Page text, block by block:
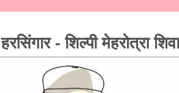
हरसिंगार - शिल्पी मेहरोत्रा